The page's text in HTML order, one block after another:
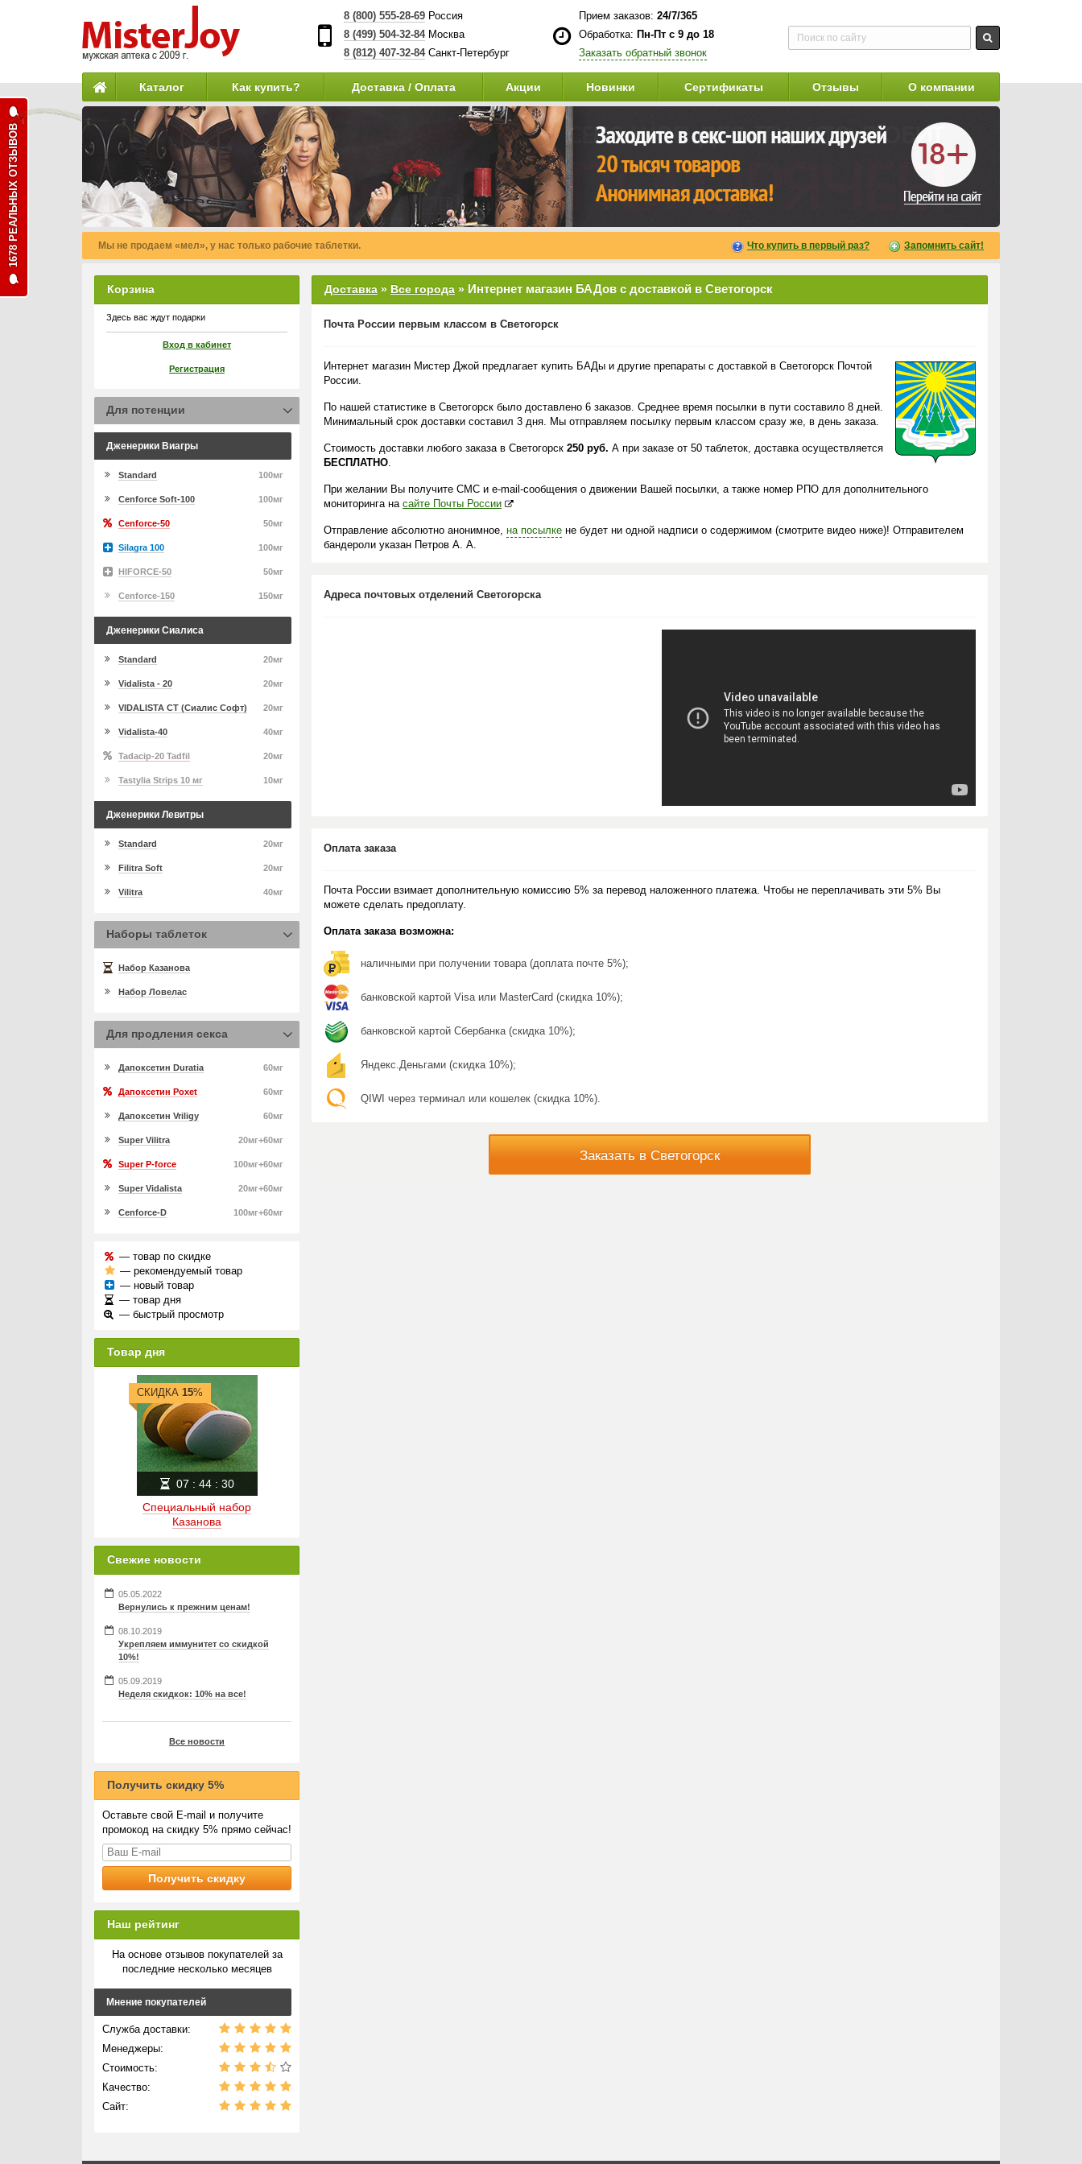
8 (800) 555-28-69Россия
8 (499) 504-32-84Москва
8 (812) 407-32-84 Санкт-Петербург
Прием заказов: 24/7/365
Обработка: Пн-Пт с 9 до 18
Заказать обратный звонок
Каталог Как купить? Доставка / Оплата Акции Новинки Сертификаты Отзывы О компании
Мы не продаем «мел», у нас только рабочие таблетки. Что купить в первый раз? Запомнить сайт!
Доставка » Все города » Интернет магазин БАДов с доставкой в Светогорск
Почта России первым классом в Светогорск
Интернет магазин Мистер Джой предлагает купить БАДы и другие препараты с доставкой в Светогорск Почтой
России.
По нашей статистике в Светогорск было доставлено 6 заказов. Среднее время посылки в пути составило 8 дней.
Минимальный срок доставки составил 3 дня. Мы отправляем посылку первым классом сразу же, в день заказа.
Стоимость доставки любого заказа в Светогорск 250 руб. А при заказе от 50 таблеток, доставка осуществляется
БЕСПЛАТНО.
При желании Вы получите СМС и e-mail-сообщения о движении Вашей посылки, а также номер РПО для дополнительного
мониторинга на сайте Почты России
Отправление абсолютно анонимное, на посылке не будет ни одной надписи о содержимом (смотрите видео ниже)! Отправителем
бандероли указан Петров А. А.
Адреса почтовых отделений Светогорска
Оплата заказа
Почта России взимает дополнительную комиссию 5% за перевод наложенного платежа. Чтобы не переплачивать эти 5% Вы
можете сделать предоплату.
Оплата заказа возможна:
наличными при получении товара (доплата почте 5%);
банковской картой Visa или MasterCard (скидка 10%);
банковской картой Сбербанка (скидка 10%);
Яндекс.Деньгами (скидка 10%);
QIWI через терминал или кошелек (скидка 10%).
Заказать в Светогорск
Корзина
Здесь вас ждут подарки
Вход в кабинет
Регистрация
Для потенции
Дженерики Виагры
100мг
Standard
100мг
Cenforce Soft-100
50мг
Cenforce-50
100мг
Silagra 100
50мг
HIFORCE-50
150мг
Cenforce-150
Дженерики Сиалиса
20мг
Standard
20мг
Vidalista - 20
20мг
VIDALISTA CT (Сиалис Софт)
40мг
Vidalista-40
20мг
Tadacip-20 Tadfil
10мг
Tastylia Strips 10 мг
Дженерики Левитры
20мг
Standard
20мг
Filitra Soft
40мг
Vilitra
Наборы таблеток
Набор Казанова
Набор Ловелас
Для продления секса
60мг
Дапоксетин Duratia
60мг
Дапоксетин Poxet
60мг
Дапоксетин Vriligy
20мг+60мг
Super Vilitra
100мг+60мг
Super P-force
20мг+60мг
Super Vidalista
100мг+60мг
Cenforce-D
— товар по скидке
— рекомендуемый товар
— новый товар
— товар дня
— быстрый просмотр
Товар дня
Специальный набор
Казанова
СКИДКА 15%
07 : 44: 30
Свежие новости
05.05.2022
Вернулись к прежним ценам!
08.10.2019
Укрепляем иммунитет со скидкой
10%!
05.09.2019
Неделя скидкок: 10% на все!
Все новости
Получить скидку 5%
Оставьте свой E-mail и получите
промокод на скидку 5% прямо сейчас!
Наш рейтинг
На основе отзывов покупателей за
последние несколько месяцев
Мнение покупателей
Служба доставки:
Менеджеры:
Стоимость:
Качество:
Сайт:
1678 РЕАЛЬНЫХ ОТЗЫВОВ